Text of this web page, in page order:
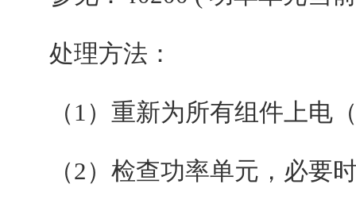
处理方法：
（1）重新为所有组件上电（
（2）检查功率单元，必要时